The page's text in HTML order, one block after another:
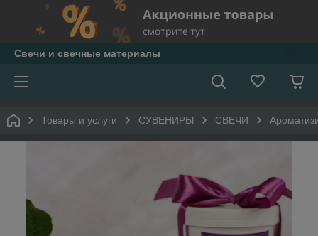
Свечи и свечные материалы
Товары и услуги СУВЕНИРЫ СВЕЧИ